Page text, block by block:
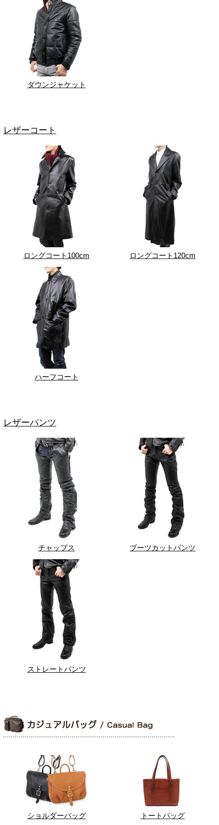
ダウンジャケット
レザーコート
ロングコート100cm ロングコート120cm
ハーフコート
レザーパンツ
チャップス ブーツカットパンツ
ストレートパンツ
ショルダーバッグ トートバッグ